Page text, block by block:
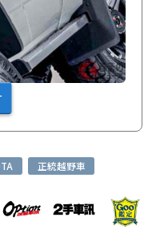
正統越野車